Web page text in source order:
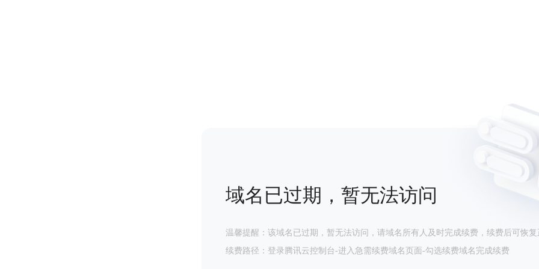
域名已过期，暂无法访问
温馨提醒：该域名已过期，暂无法访问，请域名所有人及时完成续费，续费后可恢复
续费路径：登录腾讯云控制台-进入急需续费域名页面-勾选续费域名完成续费